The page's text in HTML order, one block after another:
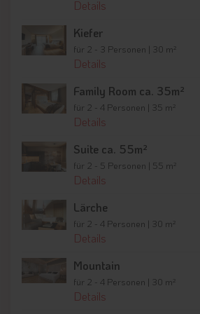
Pool mit Panorama
Im Sommer lädt das beheizte Freibad
Aussicht und Entspannen auf der
Abkühlung nach dem Saunagang.
Fitness mit Stil
Der modern ausgestattete Fitnessraum
hochwertigen Holzdesign-Geräten und
Momenten – funktional und ästhetisch
Sommerurlaub im Hotel
In den Sommermonaten haben Gäste
Möglichkeiten, sich aktiv zu betätigen.
Kronplatzund im malerischen Pustertal
einfachen Rundtour für Anfänger bis
Mehrtages-Wanderung zahlreiche
Details
Kiefer
für 2 - 3 Personen | 30 m²
Details
Family Room ca. 35m²
für 2 - 4 Personen | 35 m²
Details
Suite ca. 55m²
für 2 - 5 Personen | 55 m²
Details
Lärche
für 2 - 4 Personen | 30 m²
Details
Mountain
für 2 - 4 Personen | 30 m²
Details